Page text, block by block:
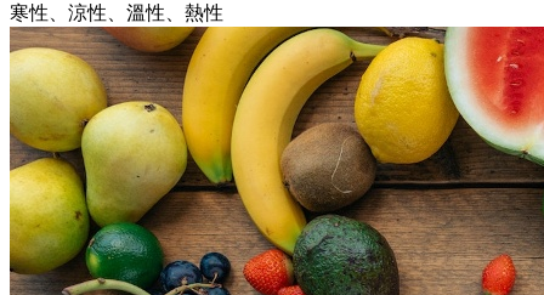
寒性、涼性、溫性、熱性